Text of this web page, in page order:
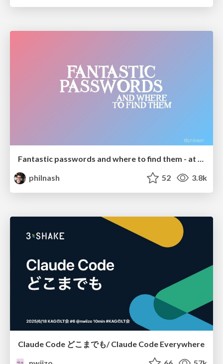
philnash
52 3.8k
Claude Code どこまでも/ Claude Code Everywhere